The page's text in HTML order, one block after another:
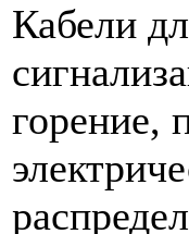
Кабели
горение,